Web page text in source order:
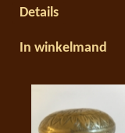
Details
In winkelmand